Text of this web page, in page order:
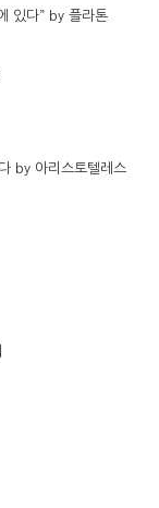
있다” by 플라톤
by 아리스토텔레스